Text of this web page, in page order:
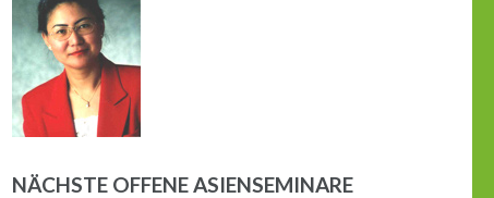
NÄCHSTE OFFENE ASIENSEMINARE